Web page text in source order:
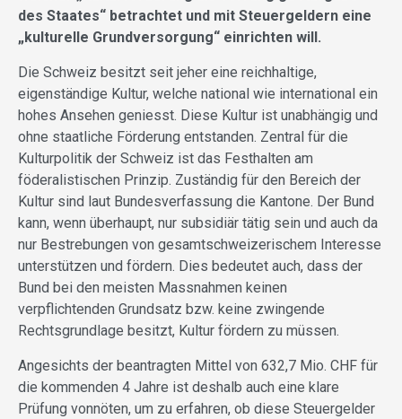
des Staates“ betrachtet und mit Steuergeldern eine
„kulturelle Grundversorgung“ einrichten will.
Die Schweiz besitzt seit jeher eine reichhaltige,
eigenständige Kultur, welche national wie international ein
hohes Ansehen geniesst. Diese Kultur ist unabhängig und
ohne staatliche Förderung entstanden. Zentral für die
Kulturpolitik der Schweiz ist das Festhalten am
föderalistischen Prinzip. Zuständig für den Bereich der
Kultur sind laut Bundesverfassung die Kantone. Der Bund
kann, wenn überhaupt, nur subsidiär tätig sein und auch da
nur Bestrebungen von gesamtschweizerischem Interesse
unterstützen und fördern. Dies bedeutet auch, dass der
Bund bei den meisten Massnahmen keinen
verpflichtenden Grundsatz bzw. keine zwingende
Rechtsgrundlage besitzt, Kultur fördern zu müssen.
Angesichts der beantragten Mittel von 632,7 Mio. CHF für
die kommenden 4 Jahre ist deshalb auch eine klare
Prüfung vonnöten, um zu erfahren, ob diese Steuergelder